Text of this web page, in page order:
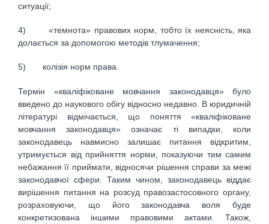
ситуації;
4) «темнота» правових норм, тобто їх неясність, яка
долається за допомогою методів тлумачення;
5) колізія норм права.
Термін «кваліфіковане мовчання законодавця» було
введено до наукового обігу відносно недавно. В юридичній
літературі відмічається, що поняття «кваліфіковане
мовчання законодавця» означає ті випадки, коли
законодавець навмисно залишає питання відкритим,
утримується від прийняття норми, показуючи тим самим
небажання її приймати, відносячи рішення справи за межі
законодавчої сфери. Таким чином, законодавець віддає
вирішення питання на розсуд правозастосовного органу,
розраховуючи, що його законодавча воля буде
конкретизована іншими правовими актами. Також,